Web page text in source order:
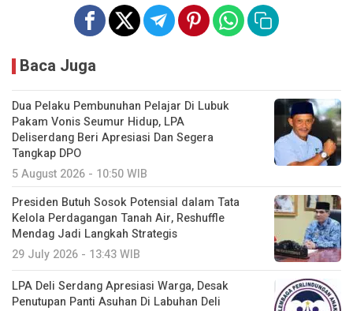
Baca Juga
Dua Pelaku Pembunuhan Pelajar Di Lubuk
Pakam Vonis Seumur Hidup, LPA
Deliserdang Beri Apresiasi Dan Segera
Tangkap DPO
5 August 2026 - 10:50 WIB
Presiden Butuh Sosok Potensial dalam Tata
Kelola Perdagangan Tanah Air, Reshuffle
Mendag Jadi Langkah Strategis
29 July 2026 - 13:43 WIB
LPA Deli Serdang Apresiasi Warga, Desak
Penutupan Panti Asuhan Di Labuhan Deli